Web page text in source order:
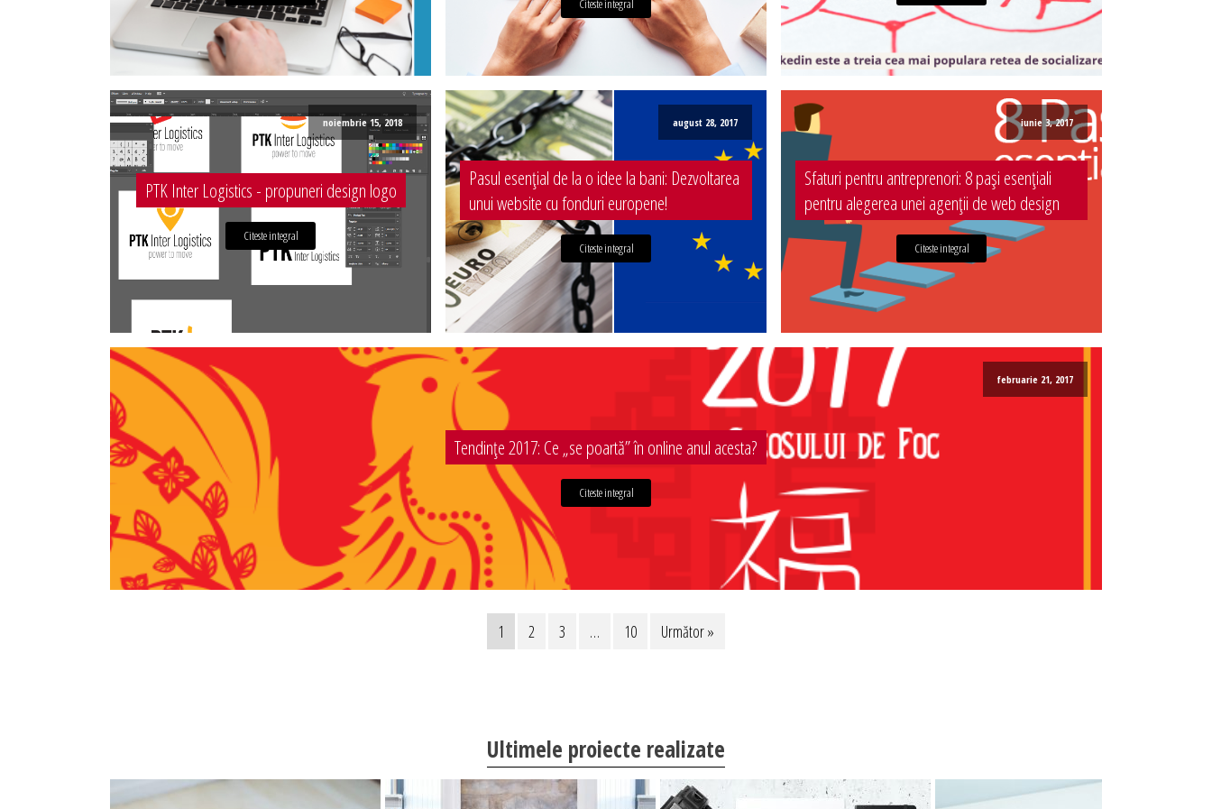
Citeste integral
noiembrie 15, 2018
PTK Inter Logistics - propuneri design logo
Citeste integral
august 28, 2017
Pasul esențial de la o idee la bani: Dezvoltarea
unui website cu fonduri europene!
Citeste integral
iunie 3, 2017
Sfaturi pentru antreprenori: 8 pași esențiali
pentru alegerea unei agenții de web design
Citeste integral
februarie 21, 2017
Tendințe 2017: Ce „se poartă” în online anul acesta?
Citeste integral
1 2 3 … 10 Următor »
Ultimele proiecte realizate